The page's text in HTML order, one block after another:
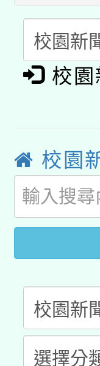
暨閱
科技
礎課
A3數
「
薪期
業技
用
115
桃園
開
2026
校園
校園